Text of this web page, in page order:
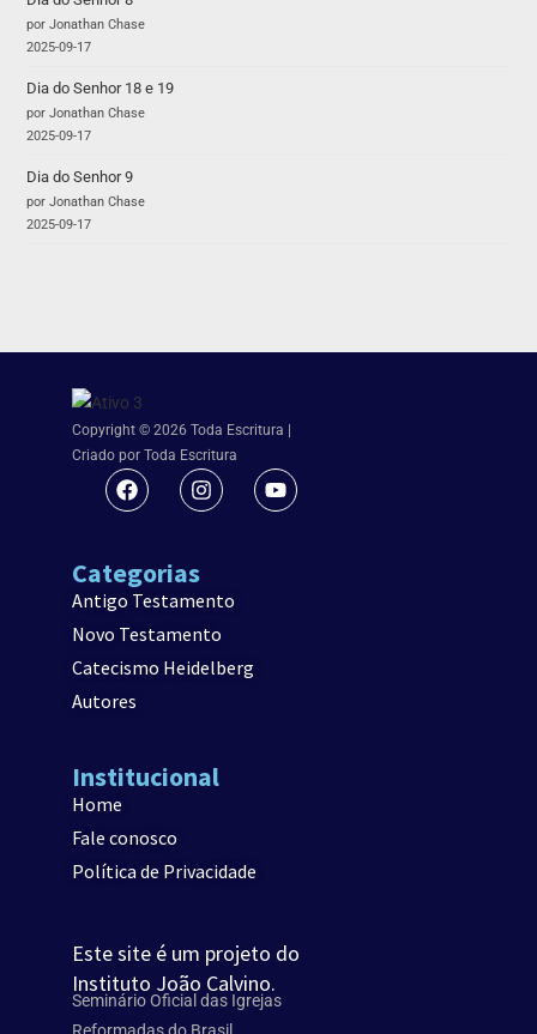
por Jonathan Chase
2025-09-17
Dia do Senhor 18 e 19
por Jonathan Chase
2025-09-17
Dia do Senhor 9
por Jonathan Chase
2025-09-17
Copyright © 2026 Toda Escritura |
Criado por Toda Escritura
Categorias
Antigo Testamento
Novo Testamento
Catecismo Heidelberg
Autores
Institucional
Home
Fale conosco
Política de Privacidade
Este site é um projeto do
Instituto João Calvino.
Seminário Oficial das Igrejas